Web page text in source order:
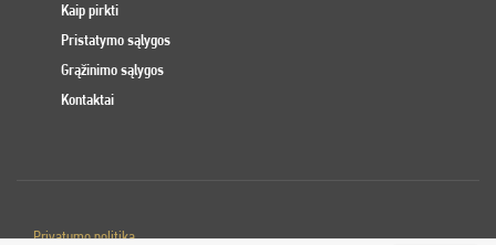
Kaip pirkti
Pristatymo sąlygos
Grąžinimo sąlygos
Kontaktai
Privatumo politika